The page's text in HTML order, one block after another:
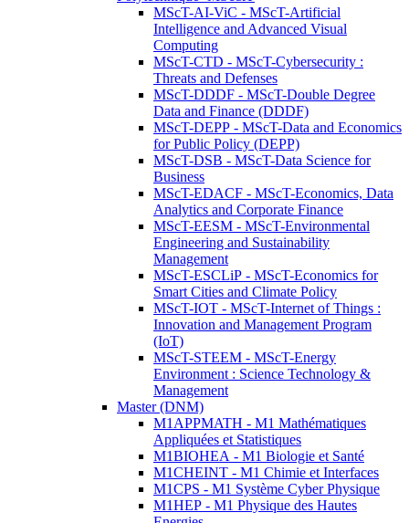
MScT-AI-ViC - MScT-Artificial
Intelligence and Advanced Visual
Computing
MScT-CTD - MScT-Cybersecurity :
Threats and Defenses
MScT-DDDF - MScT-Double Degree
Data and Finance (DDDF)
MScT-DEPP - MScT-Data and Economics
for Public Policy (DEPP)
MScT-DSB - MScT-Data Science for
Business
MScT-EDACF - MScT-Economics, Data
Analytics and Corporate Finance
MScT-EESM - MScT-Environmental
Engineering and Sustainability
Management
MScT-ESCLiP - MScT-Economics for
Smart Cities and Climate Policy
MScT-IOT - MScT-Internet of Things :
Innovation and Management Program
(IoT)
MScT-STEEM - MScT-Energy
Environment : Science Technology &
Management
Master (DNM)
M1APPMATH - M1 Mathématiques
Appliquées et Statistiques
M1BIOHEA - M1 Biologie et Santé
M1CHEINT - M1 Chimie et Interfaces
M1CPS - M1 Système Cyber Physique
M1HEP - M1 Physique des Hautes